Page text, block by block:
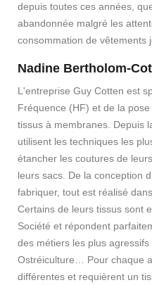
depuis toutes ces années,
abandonnée malgré les
consommation de vêtements
Nadine Bertholom-
L'entreprise Guy Cotten est
Fréquence (HF) et de la
tissus à membranes. Depuis
utilisent les techniques les
étancher les coutures de
leurs sacs. De la conception
fabriquer, tout est réalisé
Certains de leurs tissus sont
Société et répondent
des métiers les plus agressifs
Ostréiculture… Pour chaque
différentes et requièrent un